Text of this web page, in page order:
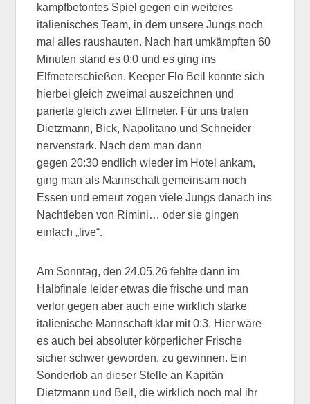
kampfbetontes Spiel gegen ein weiteres
italienisches Team, in dem unsere Jungs noch
mal alles raushauten. Nach hart umkämpften 60
Minuten stand es 0:0 und es ging ins
Elfmeterschießen. Keeper Flo Beil konnte sich
hierbei gleich zweimal auszeichnen und
parierte gleich zwei Elfmeter. Für uns trafen
Dietzmann, Bick, Napolitano und Schneider
nervenstark. Nach dem man dann
gegen 20:30 endlich wieder im Hotel ankam,
ging man als Mannschaft gemeinsam noch
Essen und erneut zogen viele Jungs danach ins
Nachtleben von Rimini… oder sie gingen
einfach „live“.
Am Sonntag, den 24.05.26 fehlte dann im
Halbfinale leider etwas die frische und man
verlor gegen aber auch eine wirklich starke
italienische Mannschaft klar mit 0:3. Hier wäre
es auch bei absoluter körperlicher Frische
sicher schwer geworden, zu gewinnen. Ein
Sonderlob an dieser Stelle an Kapitän
Dietzmann und Bell, die wirklich noch mal ihr